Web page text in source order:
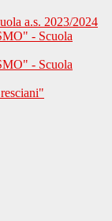
a.s. 2023/2024
- Scuola
- Scuola